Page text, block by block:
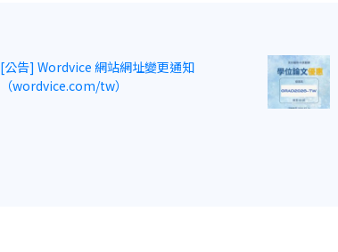
[公告] Wordvice 網站網址變更通知
（wordvice.com/tw）